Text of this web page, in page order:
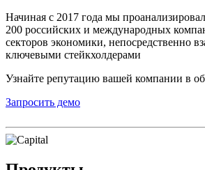
Начиная с 2017 года мы
200 российских и международных
секторов экономики, непосредственно
ключевыми стейкхолдерами
Узнайте репутацию вашей компании в
Запросить демо